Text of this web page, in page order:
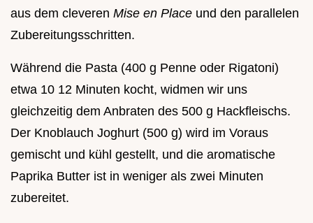
aus dem cleveren Mise en Place und den parallelen
Zubereitungsschritten.
Während die Pasta (400 g Penne oder Rigatoni)
etwa 10 12 Minuten kocht, widmen wir uns
gleichzeitig dem Anbraten des 500 g Hackfleischs.
Der Knoblauch Joghurt (500 g) wird im Voraus
gemischt und kühl gestellt, und die aromatische
Paprika Butter ist in weniger als zwei Minuten
zubereitet.